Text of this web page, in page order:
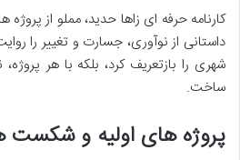
کارنامه حرفه ای زاها حدید، مملو از
داستانی از نوآوری، جسارت و تغییر را
شهری را بازتعریف کرد، بلکه با هر
ساخت.
پروژه های اولیه و شکست